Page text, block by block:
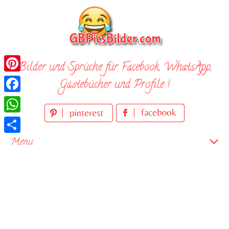
Bilder und Sprüche für Facebook, WhatsApp,
Gästebücher und Profile !
Menu
Pinterest
Facebook
WhatsApp
Teilen